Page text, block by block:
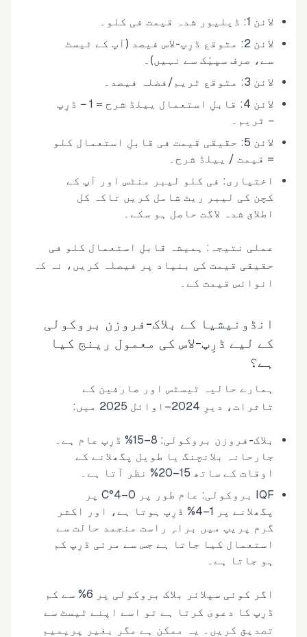
لائن 1: ڈیلیور شدہ قیمت فی کلو۔
لائن 2: متوقع ڈرِپ-لاس فیصد (آپ کے ٹیسٹ
سے، صرف سپیٔک سے نہیں)۔
لائن 3: متوقع ٹریم/فضلہ فیصد۔
لائن 4: قابلِ استعمال ییلڈ شرح = 1 − ڈرِپ
− ٹریم۔
لائن 5: حقیقی قیمت فی قابلِ استعمال کلو
= قیمت / ییلڈ شرح۔
اختیاری: فی کلو لیبر منٹس اور آپ کے
کچن کی لیبر ریٹ شامل کریں تاکہ کل
اطلاق شدہ لاگت حاصل ہو سکے۔
عملی نتیجہ: ہمیشہ قابلِ استعمال کلو فی
حقیقی قیمت کی بنیاد پر فیصلہ کریں، نہ کہ
انوائس قیمت کے۔
انڈونیشیا کے بلاک-فروزن بروکولی
کے لیے ڈرِپ-لاس کی معمول رینج کیا
ہے؟
ہمارے حالیہ ٹیسٹس اور صارفین کے
تاثرات، دیرِ 2024–اوائل 2025 میں:
بلاک-فروزن بروکولی: 8–15% ڈرِپ عام ہے۔
جارحانہ بلانچنگ یا طویل پگھلانے کے
اوقات کے ساتھ 15–20% نظر آتا ہے۔
IQF بروکولی: عام طور پر 0–4°C پر
پگھلانے پر 1–4% ڈرِپ ہوتا ہے، اور اکثر
گرم پریپ میں براہِ راست منجمد حالت سے
استعمال کیا جاتا ہے جس سے مرئی ڈرِپ کم
ہو جاتا ہے۔
اگر کوئی سپلائر بلاک بروکولی پر 6% سے کم
ڈرِپ کا دعویٰ کرتا ہے تو اسے اپنے ٹیسٹ سے
تصدیق کریں۔ یہ ممکن ہے مگر بغیر پریمیم